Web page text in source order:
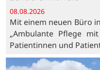
08.08.2026
Mit einem neuen Büro
„Ambulante Pflege
Patientinnen und